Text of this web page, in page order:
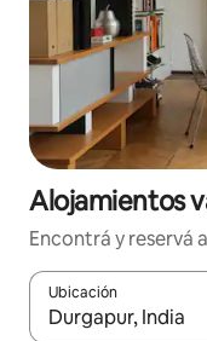
Alojamientos
Encontrá y reservá
Ubicación
Cuando los